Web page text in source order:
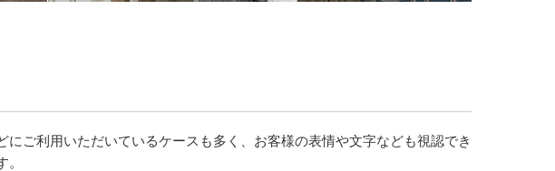
ご利用いただいているケースも多く、お客様の表情や文字なども視認でき